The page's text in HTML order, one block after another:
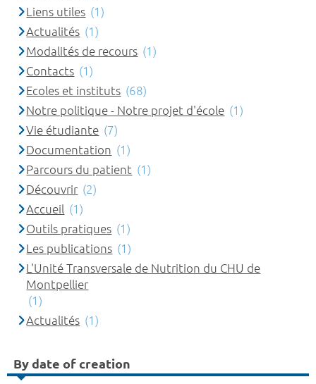
Liens utiles (1)
Actualités (1)
Modalités de recours (1)
Contacts (1)
Ecoles et instituts (68)
Notre politique - Notre projet d'école (1)
Vie étudiante (7)
Documentation (1)
Parcours du patient (1)
Découvrir (2)
Accueil (1)
Outils pratiques (1)
Les publications (1)
L'Unité Transversale de Nutrition du CHU de
Montpellier
(1)
Actualités (1)
By date of creation